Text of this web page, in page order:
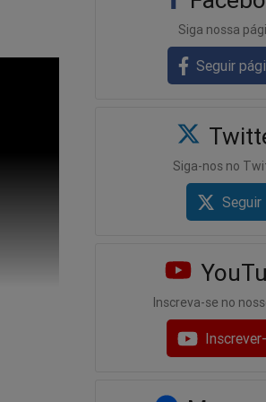
Siga nossa
Seguir
Siga-nos no
Seguir
Inscreva-se no